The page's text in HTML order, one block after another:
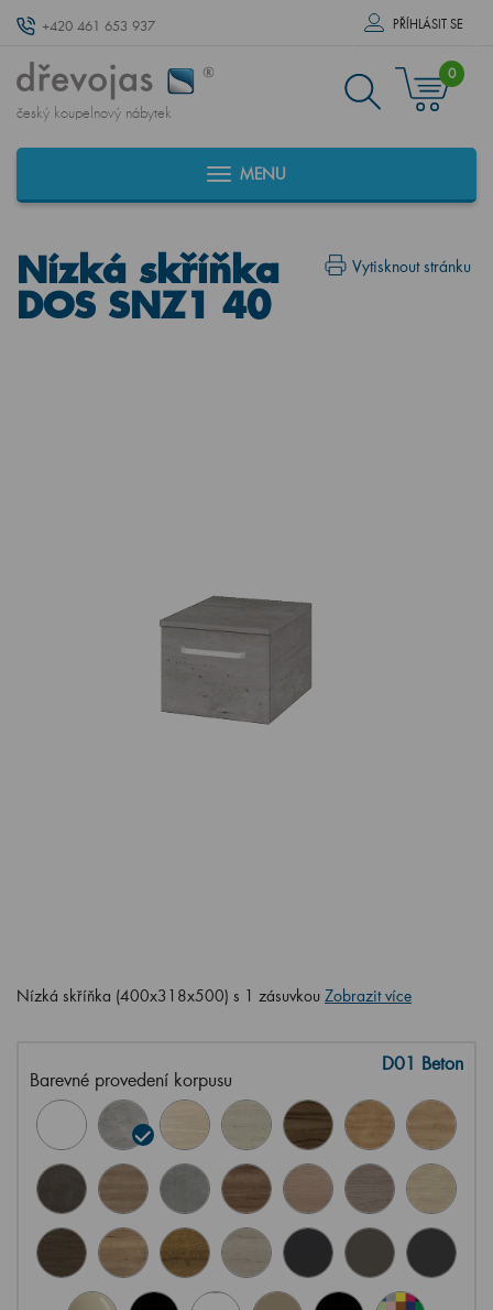
+420 461 653 937 PŘÍHLÁSIT SE
český koupelnový nábytek
0
MENU
Vytisknout stránku
Nízká skříňka
DOS SNZ1 40
Nízká skříňka (400x318x500) s 1 zásuvkou Zobrazit více
Barevné provedení korpusu
D01 Beton